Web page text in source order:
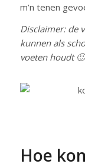
m’n tenen
Disclaimer: de
kunnen als
voeten houdt 🙂
Hoe